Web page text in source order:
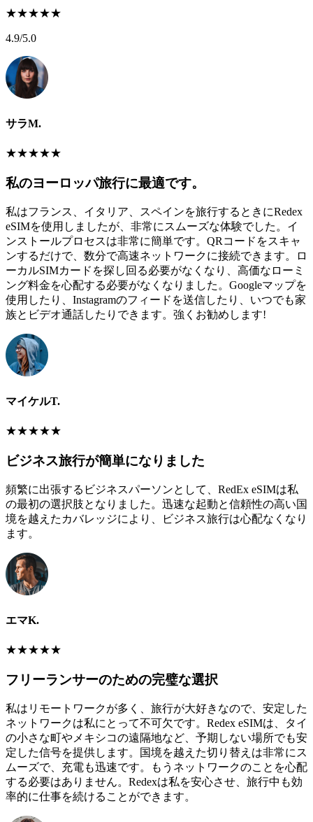
★★★★★
4.9/5.0
サラM.
★★★★★
私のヨーロッパ旅行に最適です。
私はフランス、イタリア、スペインを旅行するときにRedex
eSIMを使用しましたが、非常にスムーズな体験でした。イ
ンストールプロセスは非常に簡単です。QRコードをスキャ
ンするだけで、数分で高速ネットワークに接続できます。ロ
ーカルSIMカードを探し回る必要がなくなり、高価なローミ
ング料金を心配する必要がなくなりました。Googleマップを
使用したり、Instagramのフィードを送信したり、いつでも家
族とビデオ通話したりできます。強くお勧めします!
マイケルT.
★★★★★
ビジネス旅行が簡単になりました
頻繁に出張するビジネスパーソンとして、RedEx eSIMは私
の最初の選択肢となりました。迅速な起動と信頼性の高い国
境を越えたカバレッジにより、ビジネス旅行は心配なくなり
ます。
エマK.
★★★★★
フリーランサーのための完璧な選択
私はリモートワークが多く、旅行が大好きなので、安定した
ネットワークは私にとって不可欠です。Redex eSIMは、タイ
の小さな町やメキシコの遠隔地など、予期しない場所でも安
定した信号を提供します。国境を越えた切り替えは非常にス
ムーズで、充電も迅速です。もうネットワークのことを心配
する必要はありません。Redexは私を安心させ、旅行中も効
率的に仕事を続けることができます。